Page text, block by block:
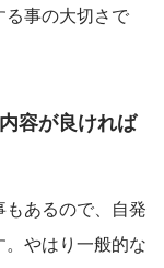
事の大切さで
容が良ければ
あるので、自発
やはり一般的な